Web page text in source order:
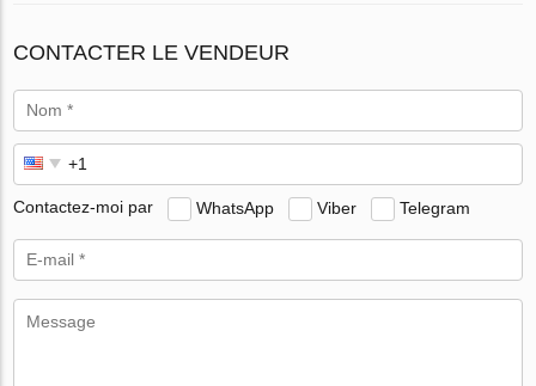
CONTACTER LE VENDEUR
Contactez-moi par WhatsApp Viber Telegram